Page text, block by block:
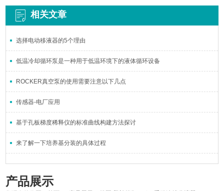
相关文章
选择电动移液器的5个理由
低温冷却循环泵是一种用于低温环境下的液体循环设备
ROCKER真空泵的使用需要注意以下几点
传感器-电厂应用
基于孔板梯度稀释仪的标准曲线构建方法探讨
来了解一下培养基分装的具体过程
产品展示